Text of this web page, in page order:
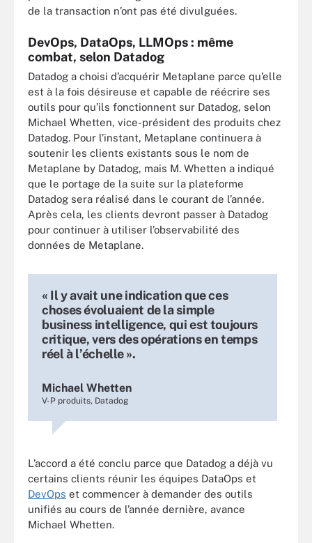
de la transaction n’ont pas été divulguées.
DevOps, DataOps, LLMOps : même
combat, selon Datadog
Datadog a choisi d’acquérir Metaplane parce qu’elle
est à la fois désireuse et capable de réécrire ses
outils pour qu’ils fonctionnent sur Datadog, selon
Michael Whetten, vice-président des produits chez
Datadog. Pour l’instant, Metaplane continuera à
soutenir les clients existants sous le nom de
Metaplane by Datadog, mais M. Whetten a indiqué
que le portage de la suite sur la plateforme
Datadog sera réalisé dans le courant de l’année.
Après cela, les clients devront passer à Datadog
pour continuer à utiliser l’observabilité des
données de Metaplane.
« Il y avait une indication que ces
choses évoluaient de la simple
business intelligence, qui est toujours
critique, vers des opérations en temps
réel à l’échelle ».
Michael Whetten
V-P produits, Datadog
L’accord a été conclu parce que Datadog a déjà vu
certains clients réunir les équipes DataOps et
DevOps et commencer à demander des outils
unifiés au cours de l’année dernière, avance
Michael Whetten.